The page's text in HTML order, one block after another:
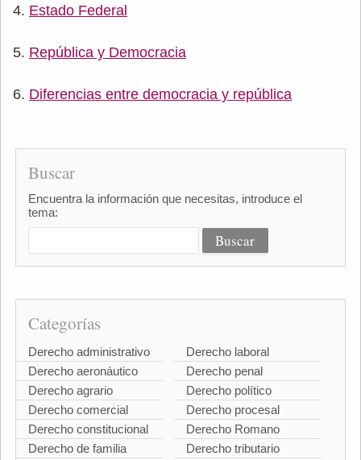
Estado Federal
República y Democracia
Diferencias entre democracia y república
Buscar
Encuentra la información que necesitas, introduce el
tema:
Categorías
Derecho administrativo
Derecho aeronáutico
Derecho agrario
Derecho comercial
Derecho constitucional
Derecho de familia
Derecho laboral
Derecho penal
Derecho político
Derecho procesal
Derecho Romano
Derecho tributario